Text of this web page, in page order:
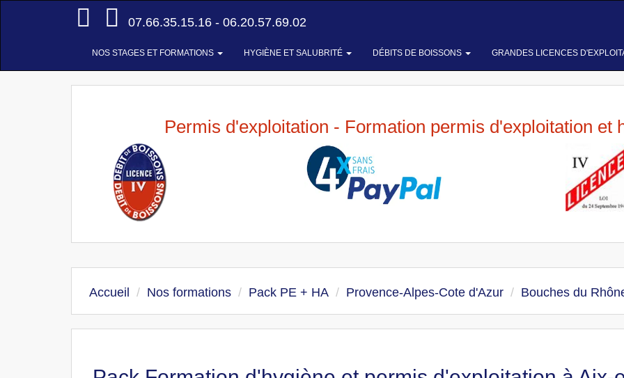
Accueil
07.66.35.15.16 - 06.20.57.69.02
NOS STAGES ET FORMATIONS HYGIÈNE ET SALUBRITÉ DÉBITS DE BOISSONS GRANDES LICENCES
Permis d'exploitation - Formation permis d'exploitation et
Accueil Nos formations Pack PE + HA Provence-Alpes-Cote d'Azur Bouches du